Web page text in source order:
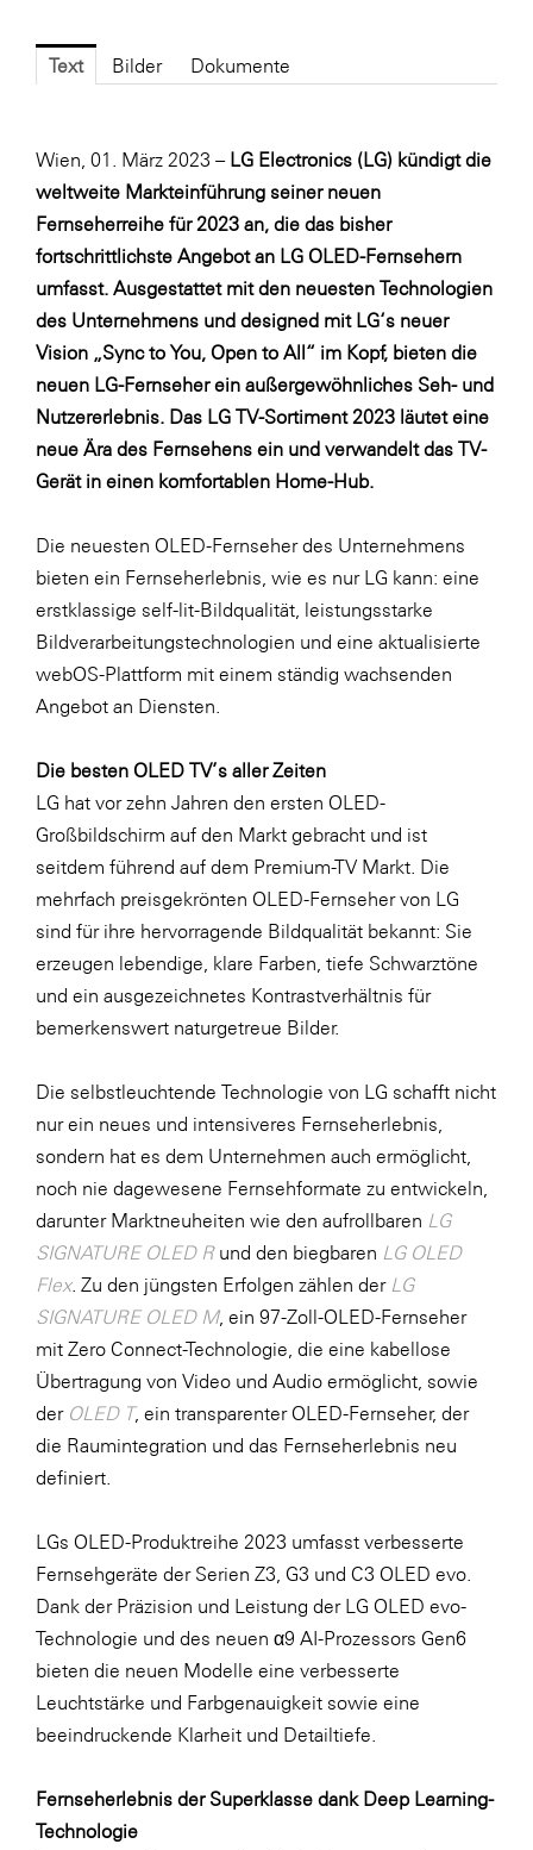
FRoSTA
Gas Connect Austria
GBV - Verband gemeinnütziger
Bauvereinigungen
Getzner Werkstoffe
Heimat Österreich
ikp
Johnson & Johnson
JELD-WEN DANA
LAT Nitrogen
Libro
Lidl Österreich
Die Menü-Manufaktur
MTH Retail Group
OMV
OptimaMed
PAGRO
PHH Rechtsanwält:innen
Primark
Salesforce
sebamed
SERVICE&MORE
SKINUANCE®
Somfy
Sony DADC
SPIEGLTEC
STIHL Tirol
Trend Micro
TAG GmbH
VALETTA
Verband Druck Medien Österreich
Wirtschaftskammer Salzburg
WKS Fachgruppe Fahrzeughandel und
Fahrzeugtechnik
WKS Fachgruppe Finanzdienstleister
WK UBIT
Zühlke
Text Bilder Dokumente
Wien, 01. März 2023 – LG Electronics (LG) kündigt die
weltweite Markteinführung seiner neuen
Fernseherreihe für 2023 an, die das bisher
fortschrittlichste Angebot an LG OLED-Fernsehern
umfasst. Ausgestattet mit den neuesten Technologien
des Unternehmens und designed mit LG‘s neuer
Vision „Sync to You, Open to All“ im Kopf, bieten die
neuen LG-Fernseher ein außergewöhnliches Seh- und
Nutzererlebnis. Das LG TV-Sortiment 2023 läutet eine
neue Ära des Fernsehens ein und verwandelt das TV-
Gerät in einen komfortablen Home-Hub.
Die neuesten OLED-Fernseher des Unternehmens
bieten ein Fernseherlebnis, wie es nur LG kann: eine
erstklassige self-lit-Bildqualität, leistungsstarke
Bildverarbeitungstechnologien und eine aktualisierte
webOS-Plattform mit einem ständig wachsenden
Angebot an Diensten.
Die besten OLED TV’s aller Zeiten
LG hat vor zehn Jahren den ersten OLED-
Großbildschirm auf den Markt gebracht und ist
seitdem führend auf dem Premium-TV Markt. Die
mehrfach preisgekrönten OLED-Fernseher von LG
sind für ihre hervorragende Bildqualität bekannt: Sie
erzeugen lebendige, klare Farben, tiefe Schwarztöne
und ein ausgezeichnetes Kontrastverhältnis für
bemerkenswert naturgetreue Bilder.
Die selbstleuchtende Technologie von LG schafft nicht
nur ein neues und intensiveres Fernseherlebnis,
sondern hat es dem Unternehmen auch ermöglicht,
noch nie dagewesene Fernsehformate zu entwickeln,
darunter Marktneuheiten wie den aufrollbaren LG
SIGNATURE OLED Rund den biegbaren LG OLED
Flex. Zu den jüngsten Erfolgen zählen der LG
SIGNATURE OLED M, ein 97-Zoll-OLED-Fernseher
mit Zero Connect-Technologie, die eine kabellose
Übertragung von Video und Audio ermöglicht, sowie
derOLED T, ein transparenter OLED-Fernseher, der
die Raumintegration und das Fernseherlebnis neu
definiert.
LGs OLED-Produktreihe 2023 umfasst verbesserte
Fernsehgeräte der Serien Z3, G3 und C3 OLED evo.
Dank der Präzision und Leistung der LG OLED evo-
Technologie und des neuen α9 AI-Prozessors Gen6
bieten die neuen Modelle eine verbesserte
Leuchtstärke und Farbgenauigkeit sowie eine
beeindruckende Klarheit und Detailtiefe.
Fernseherlebnis der Superklasse dank Deep Learning-
Technologie